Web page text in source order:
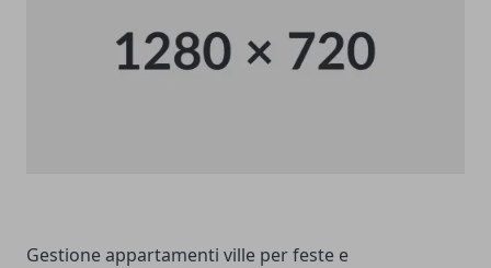
Gestione appartamenti ville per feste e